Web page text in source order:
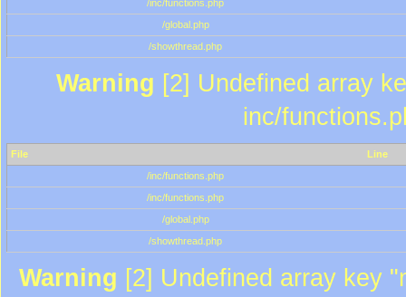
/inc/functions.php
/global.php
/showthread.php
Warning [2] Undefined array
inc/
File
Line
/inc/functions.php
/inc/functions.php
/global.php
/showthread.php
Warning [2] Undefined array key